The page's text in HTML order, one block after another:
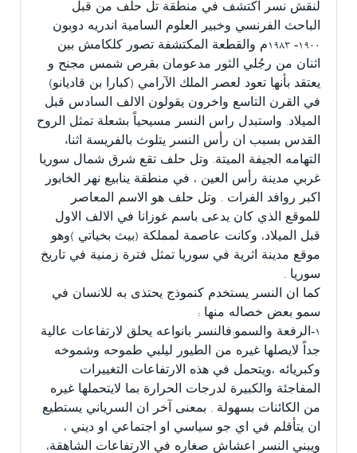
لنقش نسر اكتشف في منطقة تل حلف من قبل
الباحث الفرنسي وخبير العلوم السامية اندريه دوبون
١٩٠٠- ١٩٨٣م والقطعة المكتشفة تصور كلكامش بين
اثنان من رجُلي الثور مدعومان بقرص شمس مجنح و
يعتقد بأنها تعود لعصر الملك الآرامي (كبارا بن قاديانو)
في القرن التاسع واخرون يقولون الالف السادس قبل
الميلاد. واستبدل راس النسر مسيحياً بشعلة تمثل الروح
القدس بسبب ان رأس النسر يتلوث بالفريسة اثناء
التهامه الجيفة الميتة. وتل حلف تقع شرق شمال سوريا
غربي مدينة رأس العين ، في منطقة ينابيع نهر الخابور
اكبر روافد الفرات . وتل حلف هو الاسم المعاصر
للموقع الذي كان يدعى باسم غوزانا في الالف الاول
قبل الميلاد، وكانت عاصمة لمملكة (بيث بخياتي )وهو
موقع مدينة اثرية في سوريا تمثل فترة زمنية في تاريخ
سوريا .
كما ان النسر يستخدم كنموذج يحتذى به للانسان في
سمو بعض خصاله منها :
١-الرفعة والسمو:فالنسر بانواعه يحلق لارتفاعات عالية
جداً لايصلها غيره من الطيور ليلبي طموحه وشموخه
وكبريائه ،ويتحمل في هذه الارتفاعات التغييرات
المفاجئة والكبيرة لدرجات الحرارة بما لايتحملها غيره
من الكائنات بسهولة . بمعنى آخر ان السرياني يستطيع
ان يتأقلم في اي جو سياسي او اجتماعي او ديني ،
ويبني النسر اعشاش صغاره في الارتفاعات الشاهقة،